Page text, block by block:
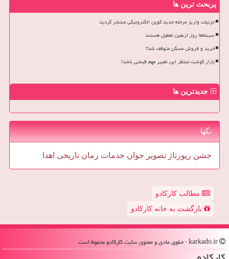
پربحث ترین ها
جزئیات واریز مرحله جدید کوپن الکترونیکی منتشر گردید
سینماها روز اربعین تعطیل هستند
خرید و فروش مسکن متوقف شد؟
بازار گوشت منتظر این تغییر مهم قیمتی باشد!
جدیدترین ها
تگها
جشن رپورتاژ تصویر جوان خدمات رمان تاریخی اهدا
مطالب کارکادو
بازگشت به خانه کارکادو